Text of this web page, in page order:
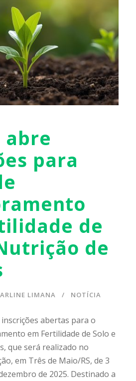
abre
para
de
de
LIMANA NOTÍCIA
abertas para o
em Fertilidade de Solo e
que será realizado no
em Três de Maio/RS, de 3
de 2025. Destinado a